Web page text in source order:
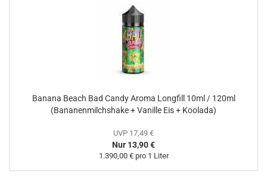
Banana Beach Bad Candy Aroma Longfill 10ml / 120ml
(Bananenmilchshake + Vanille Eis + Koolada)
UVP 17,49 €
Nur 13,90 €
1.390,00 € pro 1 Liter